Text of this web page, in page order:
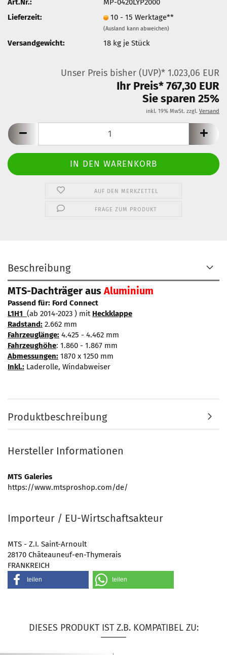
Lieferzeit:
10 - 15 Werktage**
(Ausland kann abweichen)
Versandgewicht: 18 kg je Stück
Unser Preis bisher (UVP)* 1.023,06 EUR
Ihr Preis* 767,30 EUR
Sie sparen 25%
inkl. 19% MwSt. zzgl. Versand
AUF DEN MERKZETTEL
FRAGE ZUM PRODUKT
Beschreibung
MTS-Dachträger ausAluminium
Passend für: Ford Connect
L1H1 (ab 2014-2023 ) mit Heckklappe
Radstand: 2.662 mm
Fahrzeuglänge: 4.425 - 4.462 mm
Fahrzeughöhe: 1.860 - 1.867 mm
Abmessungen: 1870 x 1250 mm
Inkl.: Laderolle, Windabweiser
Produktbeschreibung
Hersteller Informationen
MTS Galeries
https://www.mtsproshop.com/de/
Importeur / EU-Wirtschaftsakteur
MTS - Z.I. Saint-Arnoult
28170 Châteauneuf-en-Thymerais
FRANKREICH
teilen teilen
DIESES PRODUKT IST Z.B. KOMPATIBEL ZU: